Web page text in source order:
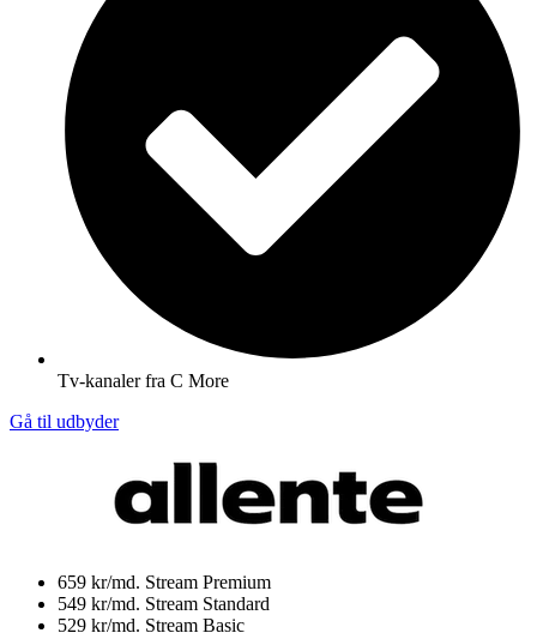
Tv-kanaler fra C More
Gå til udbyder
659 kr/md. Stream Premium
549 kr/md. Stream Standard
529 kr/md. Stream Basic